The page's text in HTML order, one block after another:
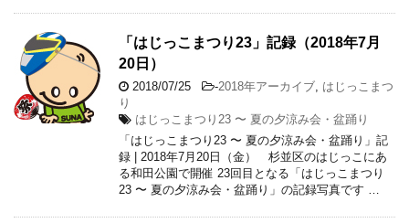
「はじっこまつり23」記録（2018年7月
20日）
2018/07/25 -2018年アーカイブ はじっこまつ
り
はじっこまつり23 〜 夏の夕涼み会・盆踊り
「はじっこまつり23 〜 夏の夕涼み会・盆踊り」記
録 | 2018年7月20日（金） 杉並区のはじっこにあ
る和田公園で開催 23回目となる「はじっこまつり
23 〜 夏の夕涼み会・盆踊り」の記録写真です …